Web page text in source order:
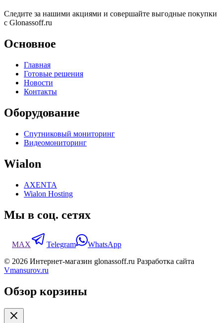
Следите за нашими акциями и совершайте выгодные покупки
с Glonassoff.ru
Основное
Главная
Готовые решения
Новости
Контакты
Оборудование
Спутниковый мониторинг
Видеомониторинг
Wialon
AXENTA
Wialon Hosting
Мы в соц. сетях
MAX Telegram
WhatsApp
© 2026 Интернет-магазин glonassoff.ru Разработка сайта
Vmansurov.ru
Обзор корзины